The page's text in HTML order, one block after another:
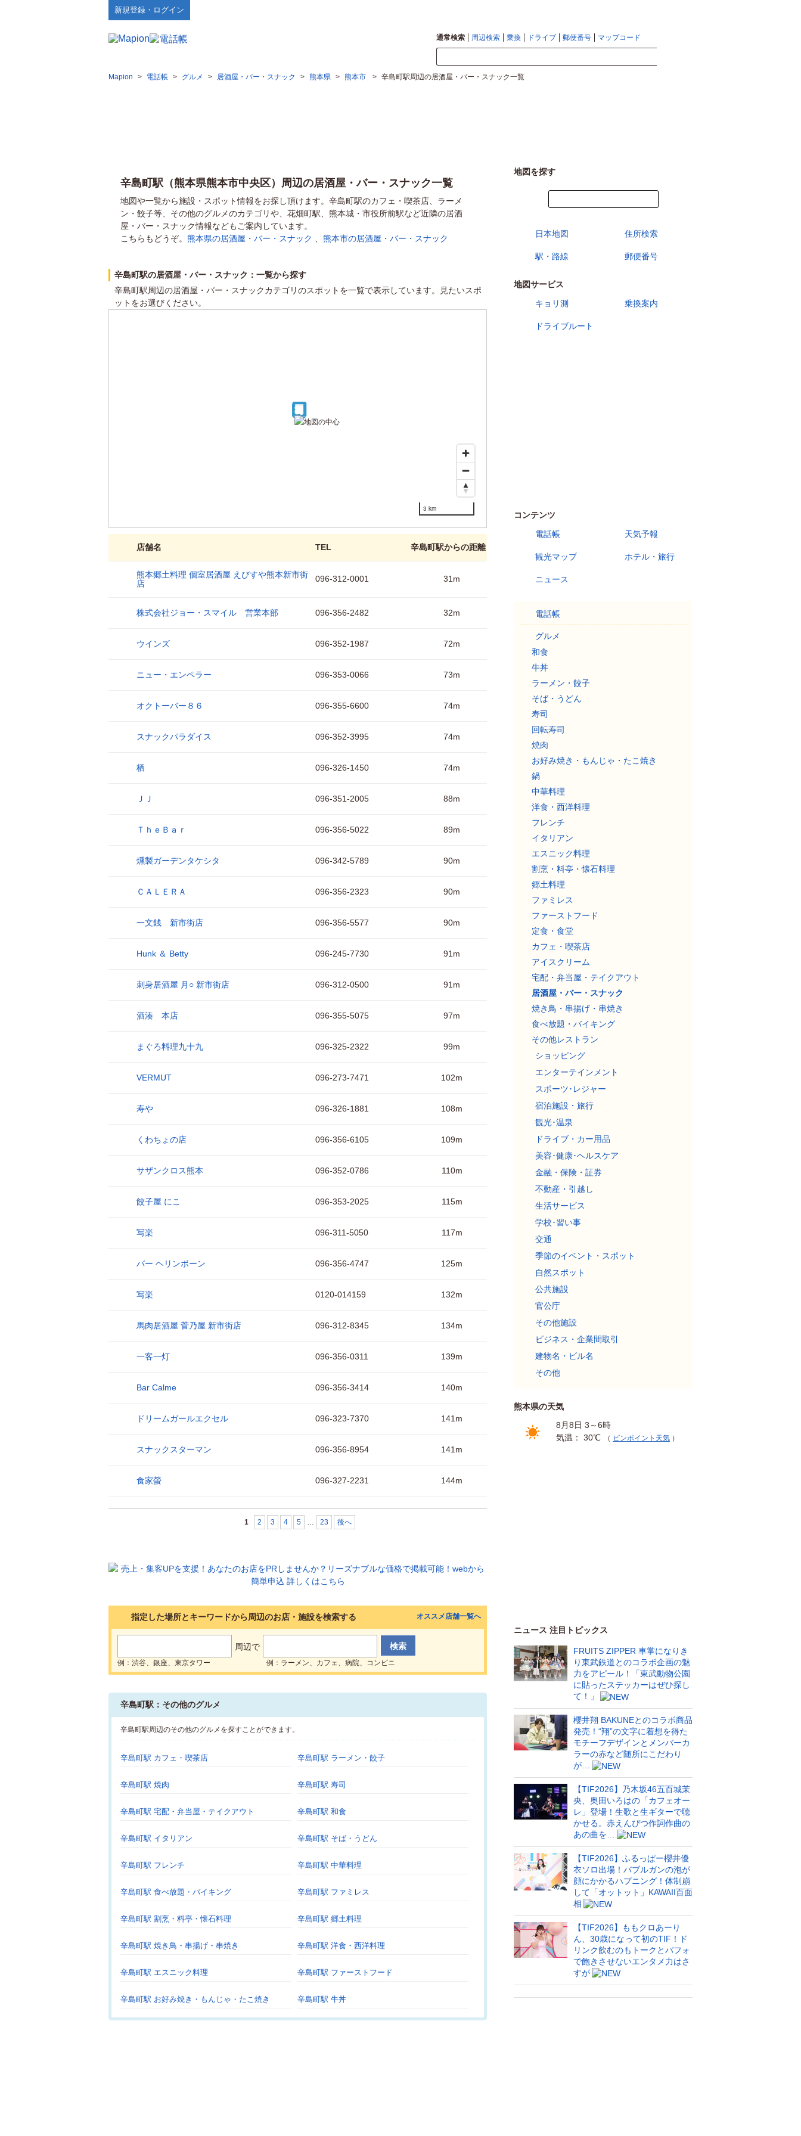
新規登録・ログイン
通常検索 周辺検索 乗換 ドライブ 郵便番号 マップコード
Mapion > 電話帳 > グルメ > 居酒屋・バー・スナック > 熊本県 > 熊本市 > 辛島町駅周辺の居酒屋・バー・スナック一覧
辛島町駅（熊本県熊本市中央区）周辺の居酒屋・バー・スナック一覧
地図や一覧から施設・スポット情報をお探し頂けます。辛島町駅のカフェ・喫茶店、ラーメ
ン・餃子等、その他のグルメのカテゴリや、花畑町駅、熊本城・市役所前駅など近隣の居酒
屋・バー・スナック情報などもご案内しています。
こちらもどうぞ。 熊本県の居酒屋・バー・スナック 熊本市の居酒屋・バー・スナック
辛島町駅の居酒屋・バー・スナック：一覧から探す
辛島町駅周辺の居酒屋・バー・スナックカテゴリのスポットを一覧で表示しています。見たいスポ
ットをお選びください。
10
11
12
13
14
15
16
17
18
19
20
21
22
23
24
26
27
28
29
30
3 km
店舗名 TEL 辛島町駅からの距離
熊本郷土料理 個室居酒屋 えびすや熊本新市街
店
096-312-0001 31m
株式会社ジョー・スマイル 営業本部 096-356-2482 32m
ウインズ 096-352-1987 72m
ニュー・エンペラー 096-353-0066 73m
オクトーバー８６ 096-355-6600 74m
スナックパラダイス 096-352-3995 74m
栖 096-326-1450 74m
ＪＪ 096-351-2005 88m
ＴｈｅＢａｒ 096-356-5022 89m
燻製ガーデンタケシタ 096-342-5789 90m
ＣＡＬＥＲＡ 096-356-2323 90m
一文銭 新市街店 096-356-5577 90m
Hunk ＆ Betty 096-245-7730 91m
刺身居酒屋 月○ 新市街店 096-312-0500 91m
酒湊 本店 096-355-5075 97m
まぐろ料理九十九 096-325-2322 99m
VERMUT 096-273-7471 102m
寿や 096-326-1881 108m
くわちょの店 096-356-6105 109m
サザンクロス熊本 096-352-0786 110m
餃子屋 にこ 096-353-2025 115m
写楽 096-311-5050 117m
バー ヘリンボーン 096-356-4747 125m
写楽 0120-014159 132m
馬肉居酒屋 菅乃屋 新市街店 096-312-8345 134m
一客一灯 096-356-0311 139m
Bar Calme 096-356-3414 140m
ドリームガールエクセル 096-323-7370 141m
スナックスターマン 096-356-8954 141m
食家螢 096-327-2231 144m
1 2 3 4 5 … 23 後へ
指定した場所とキーワードから周辺のお店・施設を検索する
周辺で
例：渋谷、銀座、東京タワー 例：ラーメン、カフェ、病院、コンビニ
オススメ店舗一覧へ
辛島町駅：その他のグルメ
辛島町駅周辺のその他のグルメを探すことができます。
辛島町駅 カフェ・喫茶店 辛島町駅 ラーメン・餃子
辛島町駅 焼肉 辛島町駅 寿司
辛島町駅 宅配・弁当屋・テイクアウト 辛島町駅 和食
辛島町駅 イタリアン 辛島町駅 そば・うどん
辛島町駅 フレンチ 辛島町駅 中華料理
辛島町駅 食べ放題・バイキング 辛島町駅 ファミレス
辛島町駅 割烹・料亭・懐石料理 辛島町駅 郷土料理
辛島町駅 焼き鳥・串揚げ・串焼き 辛島町駅 洋食・西洋料理
辛島町駅 エスニック料理 辛島町駅 ファーストフード
辛島町駅 お好み焼き・もんじゃ・たこ焼き 辛島町駅 牛丼
地図を探す
日本地図 住所検索
駅・路線 郵便番号
地図サービス
キョリ測
乗換案内
ドライブルート
コンテンツ
電話帳
天気予報
観光マップ ホテル・旅行
ニュース
電話帳
グルメ
和食
牛丼
ラーメン・餃子
そば・うどん
寿司
回転寿司
焼肉
お好み焼き・もんじゃ・たこ焼き
鍋
中華料理
洋食・西洋料理
フレンチ
イタリアン
エスニック料理
割烹・料亭・懐石料理
郷土料理
ファミレス
ファーストフード
定食・食堂
カフェ・喫茶店
アイスクリーム
宅配・弁当屋・テイクアウト
居酒屋・バー・スナック
焼き鳥・串揚げ・串焼き
食べ放題・バイキング
その他レストラン
ショッピング
エンターテインメント
スポーツ･レジャー
宿泊施設・旅行
観光･温泉
ドライブ・カー用品
美容･健康･ヘルスケア
金融・保険・証券
不動産・引越し
生活サービス
学校･習い事
交通
季節のイベント・スポット
自然スポット
公共施設
官公庁
その他施設
ビジネス・企業間取引
建物名・ビル名
その他
熊本県の天気
8月8日 3～6時
気温： 30℃
（ ピンポイント天気 ）
ニュース 注目トピックス
FRUITS ZIPPER 車掌になりき
り東武鉄道とのコラボ企画の魅
力をアピール！「東武動物公園
に貼ったステッカーはぜひ探し
て！」
櫻井翔 BAKUNEとのコラボ商品
発売！“翔”の文字に着想を得た
モチーフデザインとメンバーカ
ラーの赤など随所にこだわり
が…
【TIF2026】乃木坂46五百城茉
央、奥田いろはの「カフェオー
レ」登場！生歌と生ギターで聴
かせる。赤えんぴつ作詞作曲の
あの曲を…
【TIF2026】ふるっぱー櫻井優
衣ソロ出場！バブルガンの泡が
顔にかかるハプニング！体制崩
して「オットット」KAWAII百面
相
【TIF2026】ももクロあーり
ん、30歳になって初のTIF！ド
リンク飲むのもトークとパフォ
で飽きさせないエンタメ力はさ
すが